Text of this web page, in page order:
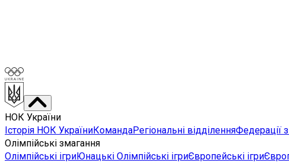
НОК України
Історія НОК УкраїниКомандаРегіональні відділенняФедерації
Олімпійські змагання
Олімпійські ігриЮнацькі Олімпійські ігриЄвропейські ігри